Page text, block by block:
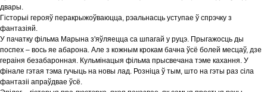
двары.
Гісторыі герояў перакрыжоўваюцца, рэальнасць уступае ў спрэчку з
фантазіяй.
У пачатку фільма Марына з'яўляецца са шпагай у руцэ. Прыгажосць ды
поспех – вось яе абарона. Але з кожным крокам бачна ўсё болей месцаў, дзе
гераіня безабаронная. Кульмінацыя фільма прысвечана тэме кахання. У
фінале гэтая тэма гучыць на новы лад. Розніца ў тым, што на гэты раз сіла
фантазіі апраўдвае ўсё.